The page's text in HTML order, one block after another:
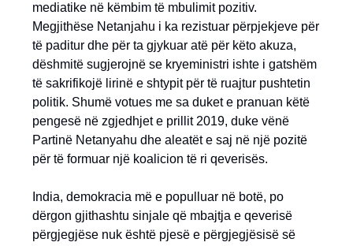
mediatike në këmbim të mbulimit pozitiv.
Megjithëse Netanjahu i ka rezistuar përpjekjeve për
të paditur dhe për ta gjykuar atë për këto akuza,
dëshmitë sugjerojnë se kryeministri ishte i gatshëm
të sakrifikojë lirinë e shtypit për të ruajtur pushtetin
politik. Shumë votues me sa duket e pranuan këtë
pengesë në zgjedhjet e prillit 2019, duke vënë
Partinë Netanyahu dhe aleatët e saj në një pozitë
për të formuar një koalicion të ri qeverisës.
India, demokracia më e populluar në botë, po
dërgon gjithashtu sinjale që mbajtja e qeverisë
përgjegjëse nuk është pjesë e përgjegjësisë së